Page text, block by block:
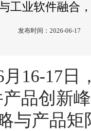
工业软件融合
发布时间：2026-06-17
月16-17
产品创新
与产品